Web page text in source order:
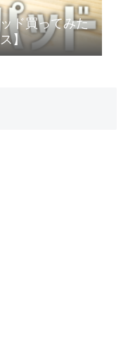
ド買ってみた
】